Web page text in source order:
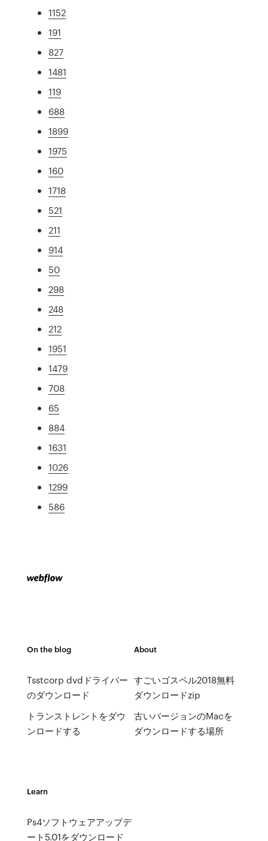
1152
191
827
1481
119
688
1899
1975
160
1718
521
211
914
50
298
248
212
1951
1479
708
65
884
1631
1026
1299
586
On the blog
Tsstcorp dvdドライバー
のダウンロード
トランストレントをダウ
ンロードする
About
すごいゴスペル2018無料
ダウンロードzip
古いバージョンのMacを
ダウンロードする場所
Learn
Ps4ソフトウェアアップデ
ート5.01をダウンロード